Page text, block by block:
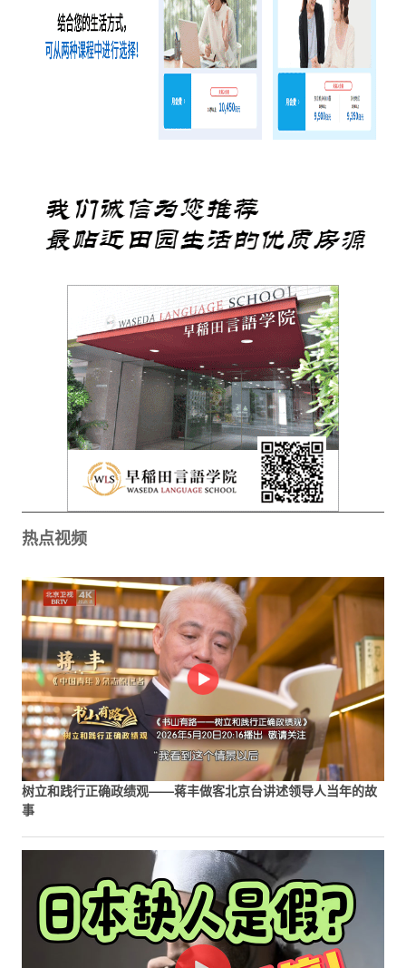
热点视频
树立和践行正确政绩观——蒋丰做客北京台讲述领导人当年的故
事